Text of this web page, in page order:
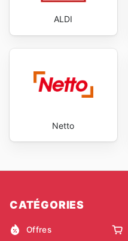
ALDI
Netto
CATÉGORIES
Offres